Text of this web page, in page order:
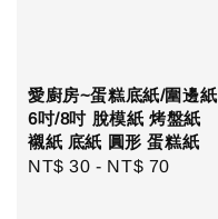
愛廚房~蛋糕底紙/圍邊紙
6吋/8吋 脫模紙 烤盤紙
襯紙 底紙 圓形 蛋糕紙
Regular
NT$ 30 - NT$ 70